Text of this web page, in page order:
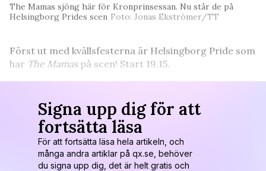
The Mamas sjöng här för Kronprinsessan. Nu står de på
Helsingborg Prides scen Foto: Jonas Ekströmer/TT
Först ut med kvällsfesterna är Helsingborg Pride som
har The Mamaspå scen! Start 19.15.
Signa upp dig för att
fortsätta läsa
För att fortsätta läsa hela artikeln, och
många andra artiklar på qx.se, behöver
du signa upp dig, det är helt gratis och